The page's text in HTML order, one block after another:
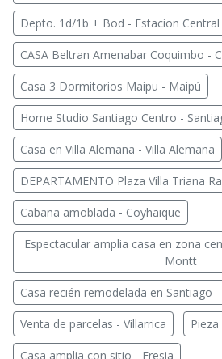
Depto. 1d/1b + Bod - Estacion
CASA Beltran Amenabar Coquimbo -
Casa 3 Dormitorios Maipu - Maipú
Home Studio Santiago Centro -
Casa en Villa Alemana - Villa Alemana
DEPARTAMENTO Plaza Villa Triana
Cabaña amoblada - Coyhaique
Espectacular amplia casa en zona
Montt
Casa recién remodelada en Santiago
Venta de parcelas - Villarrica
Casa amplia con sitio - Fresia